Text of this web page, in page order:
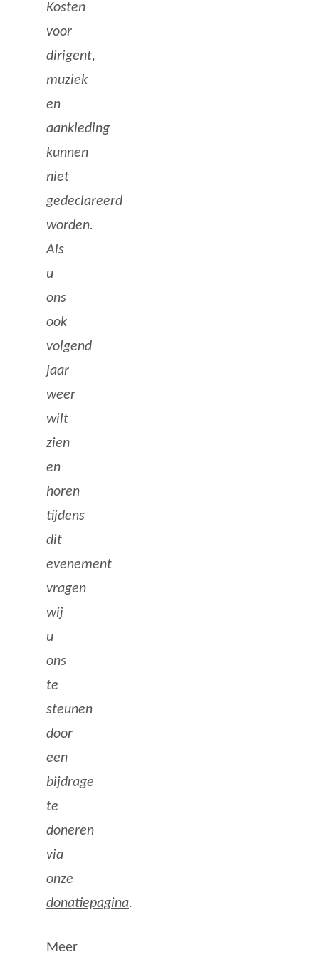
Kosten
voor
dirigent,
muziek
en
aankleding
kunnen
niet
gedeclareerd
worden.
Als
u
ons
ook
volgend
jaar
weer
wilt
zien
en
horen
tijdens
dit
evenement
vragen
wij
u
ons
te
steunen
door
een
bijdrage
te
doneren
via
onze
donatiepagina.
Meer